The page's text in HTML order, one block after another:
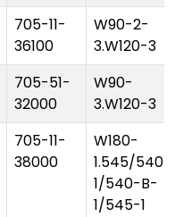
705-11-
36100
W90-2-
3.W120-3
705-51-
32000
W90-
3.W120-3
705-11-
38000
W180-
1.545/540-
1/540-B-
1/545-1